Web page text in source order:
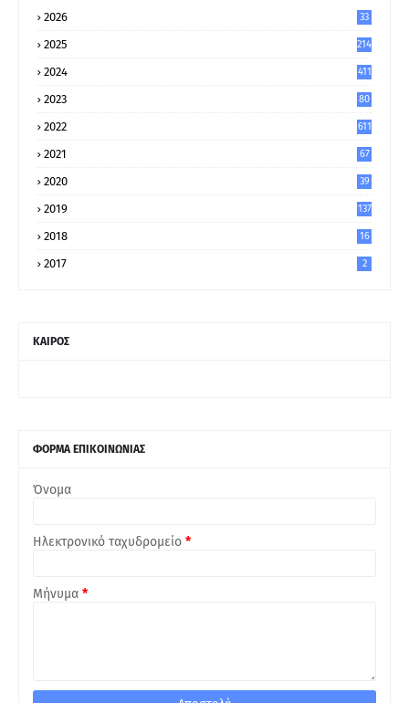
2026 33
2025 214
2024 411
2023
80
2022 611
2021
67
2020
39
2019 137
2018 16
2017 2
ΚΑΙΡΟΣ
ΦΟΡΜΑ ΕΠΙΚΟΙΝΩΝΙΑΣ
Όνομα
Ηλεκτρονικό ταχυδρομείο *
Μήνυμα *